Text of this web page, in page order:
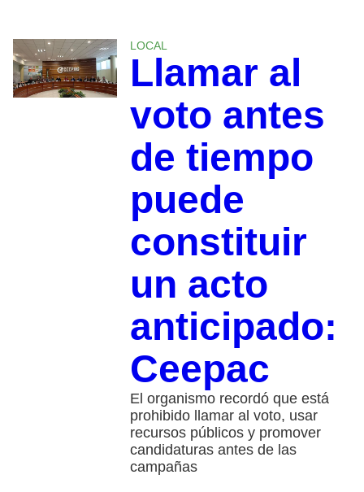
LOCAL
Llamar al
voto antes
de tiempo
puede
constituir
un acto
anticipado:
Ceepac
El organismo recordó que está
prohibido llamar al voto, usar
recursos públicos y promover
candidaturas antes de las
campañas